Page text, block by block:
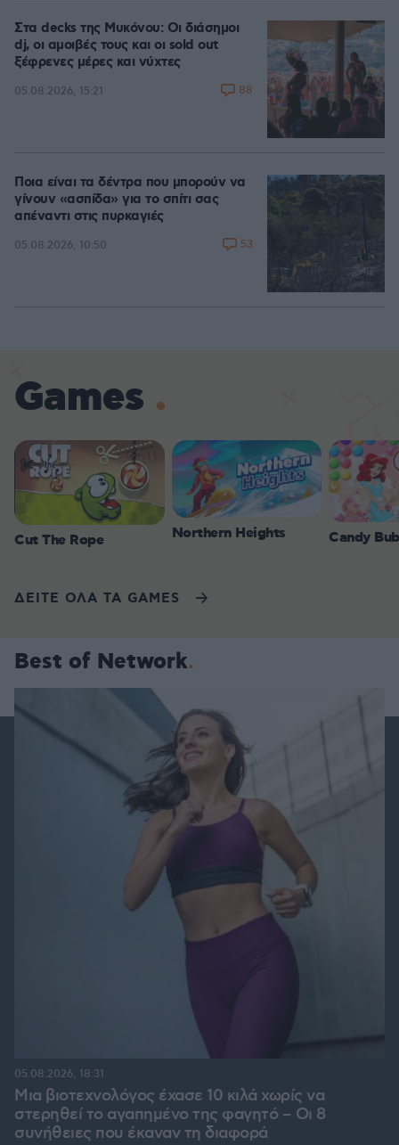
Στα decks της Μυκόνου: Οι διάσημοι
dj, οι αμοιβές τους και οι sold out
ξέφρενες μέρες και νύχτες
05.08.2026, 15:21 88
Ποια είναι τα δέντρα που μπορούν να
γίνουν «ασπίδα» για το σπίτι σας
απέναντι στις πυρκαγιές
05.08.2026, 10:50 53
Games
Cut The Rope Northern Heights Candy
ΔΕΙΤΕ ΟΛΑ ΤΑ GAMES
Best of Network
Μια βιοτεχνολόγος έχασε 10 κιλά χωρίς να
στερηθεί το αγαπημένο της φαγητό – Οι 8
συνήθειες που έκαναν τη διαφορά
05.08.2026, 18:31